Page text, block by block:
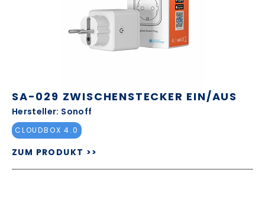
SA-029 ZWISCHENSTECKER EIN/AUS
Hersteller: Sonoff
CLOUDBOX 4.0
ZUM PRODUKT >>